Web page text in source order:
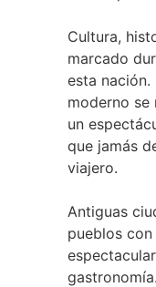
Cultura,
marcado
esta
moderno se
un
que jamás
viajero.
Antiguas
pueblos